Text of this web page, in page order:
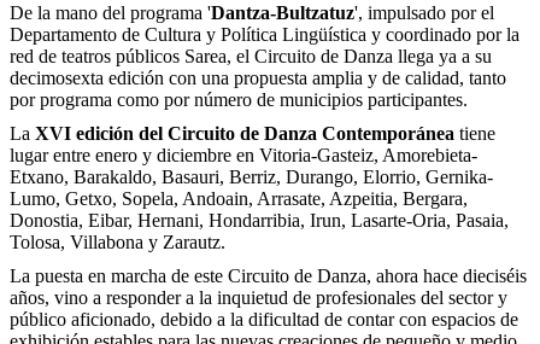
De la mano del programa 'Dantza-Bultzatuz', impulsado por el
Departamento de Cultura y Política Lingüística y coordinado por la
red de teatros públicos Sarea, el Circuito de Danza llega ya a su
decimosexta edición con una propuesta amplia y de calidad, tanto
por programa como por número de municipios participantes.
La XVI edición del Circuito de Danza Contemporánea tiene
lugar entre enero y diciembre en Vitoria-Gasteiz, Amorebieta-
Etxano, Barakaldo, Basauri, Berriz, Durango, Elorrio, Gernika-
Lumo, Getxo, Sopela, Andoain, Arrasate, Azpeitia, Bergara,
Donostia, Eibar, Hernani, Hondarribia, Irun, Lasarte-Oria, Pasaia,
Tolosa, Villabona y Zarautz.
La puesta en marcha de este Circuito de Danza, ahora hace dieciséis
años, vino a responder a la inquietud de profesionales del sector y
público aficionado, debido a la dificultad de contar con espacios de